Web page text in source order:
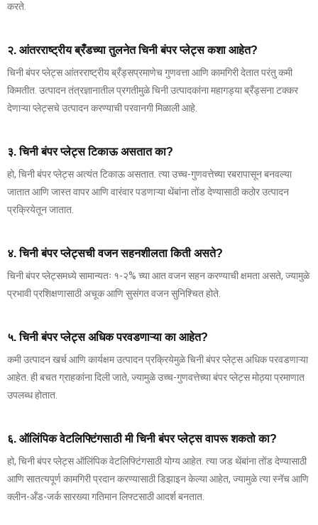
करते.
२. आंतरराष्ट्रीय ब्रँडच्या तुलनेत चिनी बंपर प्लेट्स कशा आहेत?
चिनी बंपर प्लेट्स आंतरराष्ट्रीय ब्रँड्सप्रमाणेच गुणवत्ता आणि कामगिरी देतात परंतु कमी
किमतीत. उत्पादन तंत्रज्ञानातील प्रगतीमुळे चिनी उत्पादकांना महागड्या ब्रँड्सना टक्कर
देणाऱ्या प्लेट्सचे उत्पादन करण्याची परवानगी मिळाली आहे.
३. चिनी बंपर प्लेट्स टिकाऊ असतात का?
हो, चिनी बंपर प्लेट्स अत्यंत टिकाऊ असतात. त्या उच्च-गुणवत्तेच्या रबरापासून बनवल्या
जातात आणि जास्त वापर आणि वारंवार पडणाऱ्या थेंबांना तोंड देण्यासाठी कठोर उत्पादन
प्रक्रियेतून जातात.
४. चिनी बंपर प्लेट्सची वजन सहनशीलता किती असते?
चिनी बंपर प्लेट्समध्ये सामान्यतः १-२% च्या आत वजन सहन करण्याची क्षमता असते, ज्यामुळे
प्रभावी प्रशिक्षणासाठी अचूक आणि सुसंगत वजन सुनिश्चित होते.
५. चिनी बंपर प्लेट्स अधिक परवडणाऱ्या का आहेत?
कमी उत्पादन खर्च आणि कार्यक्षम उत्पादन प्रक्रियेमुळे चिनी बंपर प्लेट्स अधिक परवडणाऱ्या
आहेत. ही बचत ग्राहकांना दिली जाते, ज्यामुळे उच्च-गुणवत्तेच्या बंपर प्लेट्स मोठ्या प्रमाणात
उपलब्ध होतात.
६. ऑलिंपिक वेटलिफ्टिंगसाठी मी चिनी बंपर प्लेट्स वापरू शकतो का?
हो, चिनी बंपर प्लेट्स ऑलिंपिक वेटलिफ्टिंगसाठी योग्य आहेत. त्या जड थेंबांना तोंड देण्यासाठी
आणि सातत्यपूर्ण कामगिरी प्रदान करण्यासाठी डिझाइन केल्या आहेत, ज्यामुळे त्या स्नॅच आणि
क्लीन-अँड-जर्क सारख्या गतिमान लिफ्टसाठी आदर्श बनतात.